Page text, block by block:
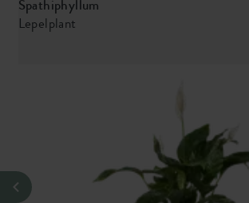
Spathiphyllum
Lepelplant